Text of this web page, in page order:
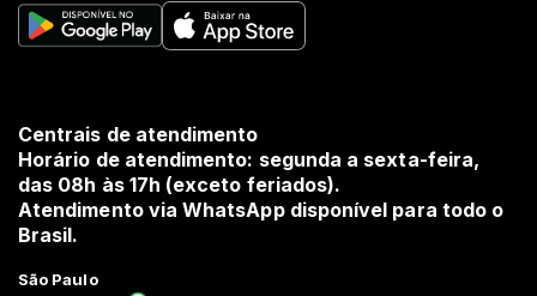
Centrais de atendimento
Horário de atendimento: segunda a sexta-feira,
das 08h às 17h (exceto feriados).
Atendimento via WhatsApp disponível para todo o
Brasil.
São Paulo